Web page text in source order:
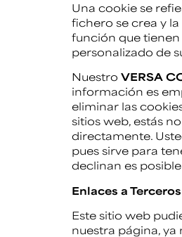
Una cookie se
fichero se crea y
función que
personalizado de
Nuestro VERSA
información es
eliminar las
sitios web, estás
directamente.
pues sirve para
declinan es
Enlaces a Terceros
Este sitio web
nuestra página,